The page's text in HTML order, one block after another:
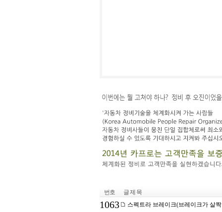
번호 글 제 목
1063 스펙트라 브레이크(브레이크가 살